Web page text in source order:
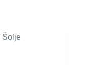
Šolje